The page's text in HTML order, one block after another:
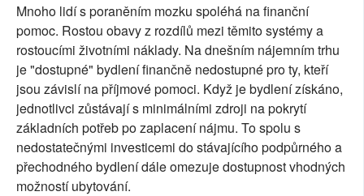
Mnoho lidí s poraněním mozku spoléhá na finanční
pomoc. Rostou obavy z rozdílů mezi těmito systémy a
rostoucími životními náklady. Na dnešním nájemním trhu
je "dostupné" bydlení finančně nedostupné pro ty, kteří
jsou závislí na příjmové pomoci. Když je bydlení získáno,
jednotlivci zůstávají s minimálními zdroji na pokrytí
základních potřeb po zaplacení nájmu. To spolu s
nedostatečnými investicemi do stávajícího podpůrného a
přechodného bydlení dále omezuje dostupnost vhodných
možností ubytování.